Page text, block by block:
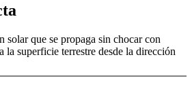
solar que se propaga sin chocar con
la superficie terrestre desde la dirección